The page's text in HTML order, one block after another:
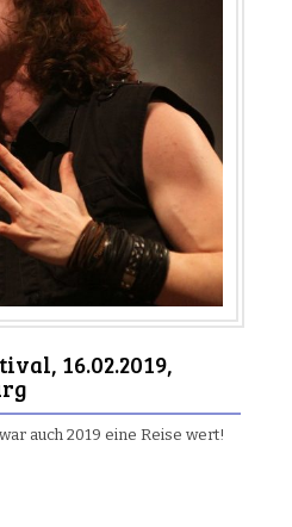
16.02.2019,
auch 2019 eine Reise wert!